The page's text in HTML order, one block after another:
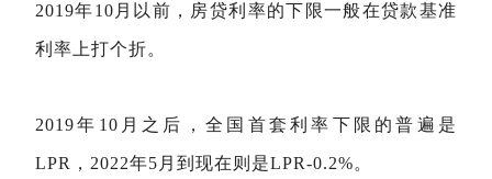
2019年10月以前，房贷利率的下限一般在贷款基准
利率上打个折。
2019年10月之后，全国首套利率下限的普遍是
LPR，2022年5月到现在则是LPR-0.2%。